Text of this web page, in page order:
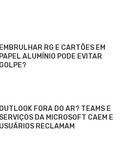
EMBRULHAR RG E CARTÕES EM
PAPEL ALUMÍNIO PODE EVITAR
GOLPE?
OUTLOOK FORA DO AR? TEAMS E
SERVIÇOS DA MICROSOFT CAEM E
USUÁRIOS RECLAMAM